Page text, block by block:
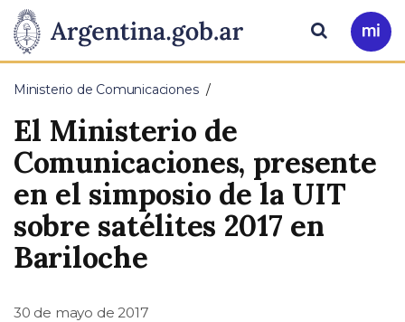
Presidencia
de
la
Nación
Pasar al contenido principal
Ir
a
Buscar
Ministerio de Comunicaciones
El Ministerio de
Comunicaciones, presente
en el simposio de la UIT
sobre satélites 2017 en
Bariloche
30 de mayo de 2017